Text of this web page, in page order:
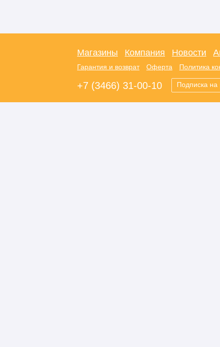
Магазины Компания Новости
Гарантия и возврат Оферта Политика
+7 (3466) 31-00-10 Подписка на